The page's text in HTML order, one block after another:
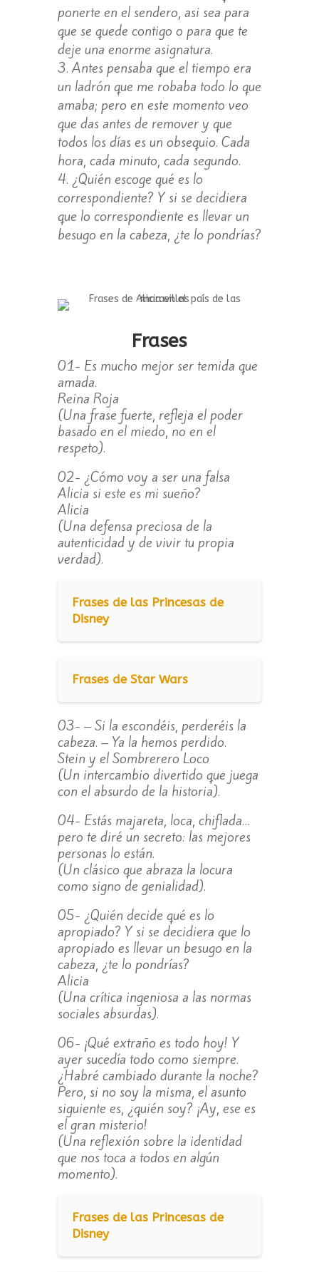
ponerte en el sendero, asi sea para
que se quede contigo o para que te
deje una enorme asignatura.
Antes pensaba que el tiempo era
un ladrón que me robaba todo lo que
amaba; pero en este momento veo
que das antes de remover y que
todos los días es un obsequio. Cada
hora, cada minuto, cada segundo.
¿Quién escoge qué es lo
correspondiente? Y si se decidiera
que lo correspondiente es llevar un
besugo en la cabeza, ¿te lo pondrías?
Frases
01- Es mucho mejor ser temida que
amada.
Reina Roja
(Una frase fuerte, refleja el poder
basado en el miedo, no en el
respeto).
02- ¿Cómo voy a ser una falsa
Alicia si este es mi sueño?
Alicia
(Una defensa preciosa de la
autenticidad y de vivir tu propia
verdad).
Frases de las Princesas de
Disney
Frases de Star Wars
03- – Si la escondéis, perderéis la
cabeza. – Ya la hemos perdido.
Stein y el Sombrerero Loco
(Un intercambio divertido que juega
con el absurdo de la historia).
04- Estás majareta, loca, chiflada…
pero te diré un secreto: las mejores
personas lo están.
(Un clásico que abraza la locura
como signo de genialidad).
05- ¿Quién decide qué es lo
apropiado? Y si se decidiera que lo
apropiado es llevar un besugo en la
cabeza, ¿te lo pondrías?
Alicia
(Una crítica ingeniosa a las normas
sociales absurdas).
06- ¡Qué extraño es todo hoy! Y
ayer sucedía todo como siempre.
¿Habré cambiado durante la noche?
Pero, si no soy la misma, el asunto
siguiente es, ¿quién soy? ¡Ay, ese es
el gran misterio!
(Una reflexión sobre la identidad
que nos toca a todos en algún
momento).
Frases de las Princesas de
Disney